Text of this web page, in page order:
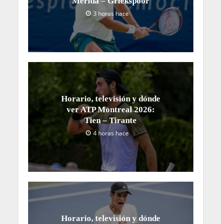
3 horas hace
Horario, televisión y dónde
ver ATP Montreal 2026:
Tien – Tirante
4 horas hace
Horario, televisión y dónde